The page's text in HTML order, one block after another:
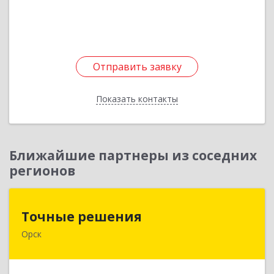
Отправить заявку
Показать контакты
Отправить заявку
Назад
Ближайшие партнеры из соседних
регионов
Точные решения
Орск